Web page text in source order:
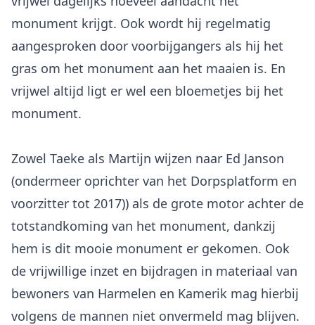
monument krijgt. Ook wordt hij regelmatig
aangesproken door voorbijgangers als hij het
gras om het monument aan het maaien is. En
vrijwel altijd ligt er wel een bloemetjes bij het
monument.
Zowel Taeke als Martijn wijzen naar Ed Janson
(ondermeer oprichter van het Dorpsplatform en
voorzitter tot 2017)) als de grote motor achter de
totstandkoming van het monument, dankzij
hem is dit mooie monument er gekomen. Ook
de vrijwillige inzet en bijdragen in materiaal van
bewoners van Harmelen en Kamerik mag hierbij
volgens de mannen niet onvermeld mag blijven.